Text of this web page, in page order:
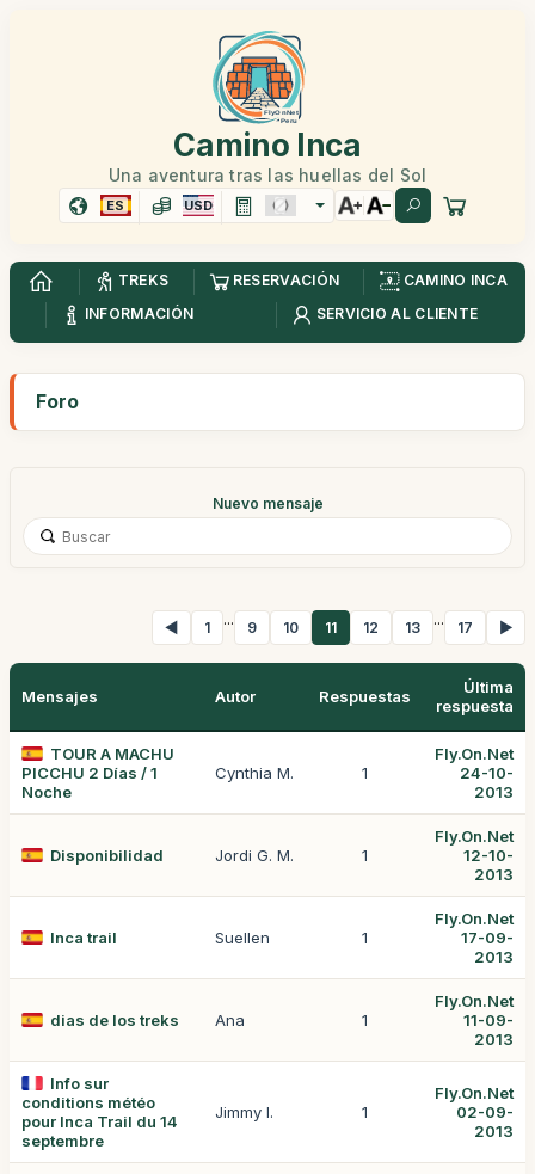
Camino Inca
Una aventura tras las huellas del Sol
ES USD
TREKS RESERVACIÓN
CAMINO INCA
INFORMACIÓN
SERVICIO AL CLIENTE
Foro
Nuevo mensaje
◀ 1 ... 9 10 11 12 13 ... 17 ▶
Mensajes Autor Respuestas
Última
respuesta
TOUR A MACHU
PICCHU 2 Días / 1
Noche
Cynthia M. 1
Fly.On.Net
24-10-
2013
Disponibilidad Jordi G. M. 1
Fly.On.Net
12-10-
2013
Inca trail Suellen 1
Fly.On.Net
17-09-
2013
dias de los treks Ana 1
Fly.On.Net
11-09-
2013
Info sur
conditions météo
pour Inca Trail du 14
septembre
Jimmy I. 1
Fly.On.Net
02-09-
2013